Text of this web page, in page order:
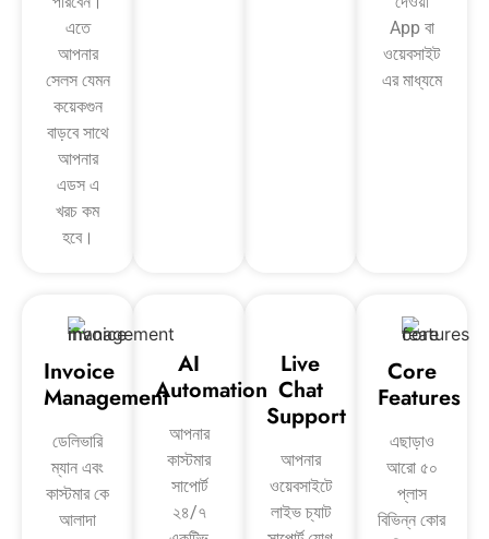
এতে
আপনার
সেলস যেমন
কয়েকগুন
বাড়বে সাথে
আপনার
এডস এ
খরচ কম
হবে।
App বা
ওয়েবসাইট
এর মাধ্যমে
Invoice
Management
ডেলিভারি
ম্যান এবং
কাস্টমার কে
আলাদা
AI
Automation
আপনার
কাস্টমার
সাপোর্ট
২৪/৭
Live
Chat
Support
আপনার
ওয়েবসাইটে
লাইভ চ্যাট
Core
Features
এছাড়াও
আরো ৫০
প্লাস
বিভিন্ন কোর